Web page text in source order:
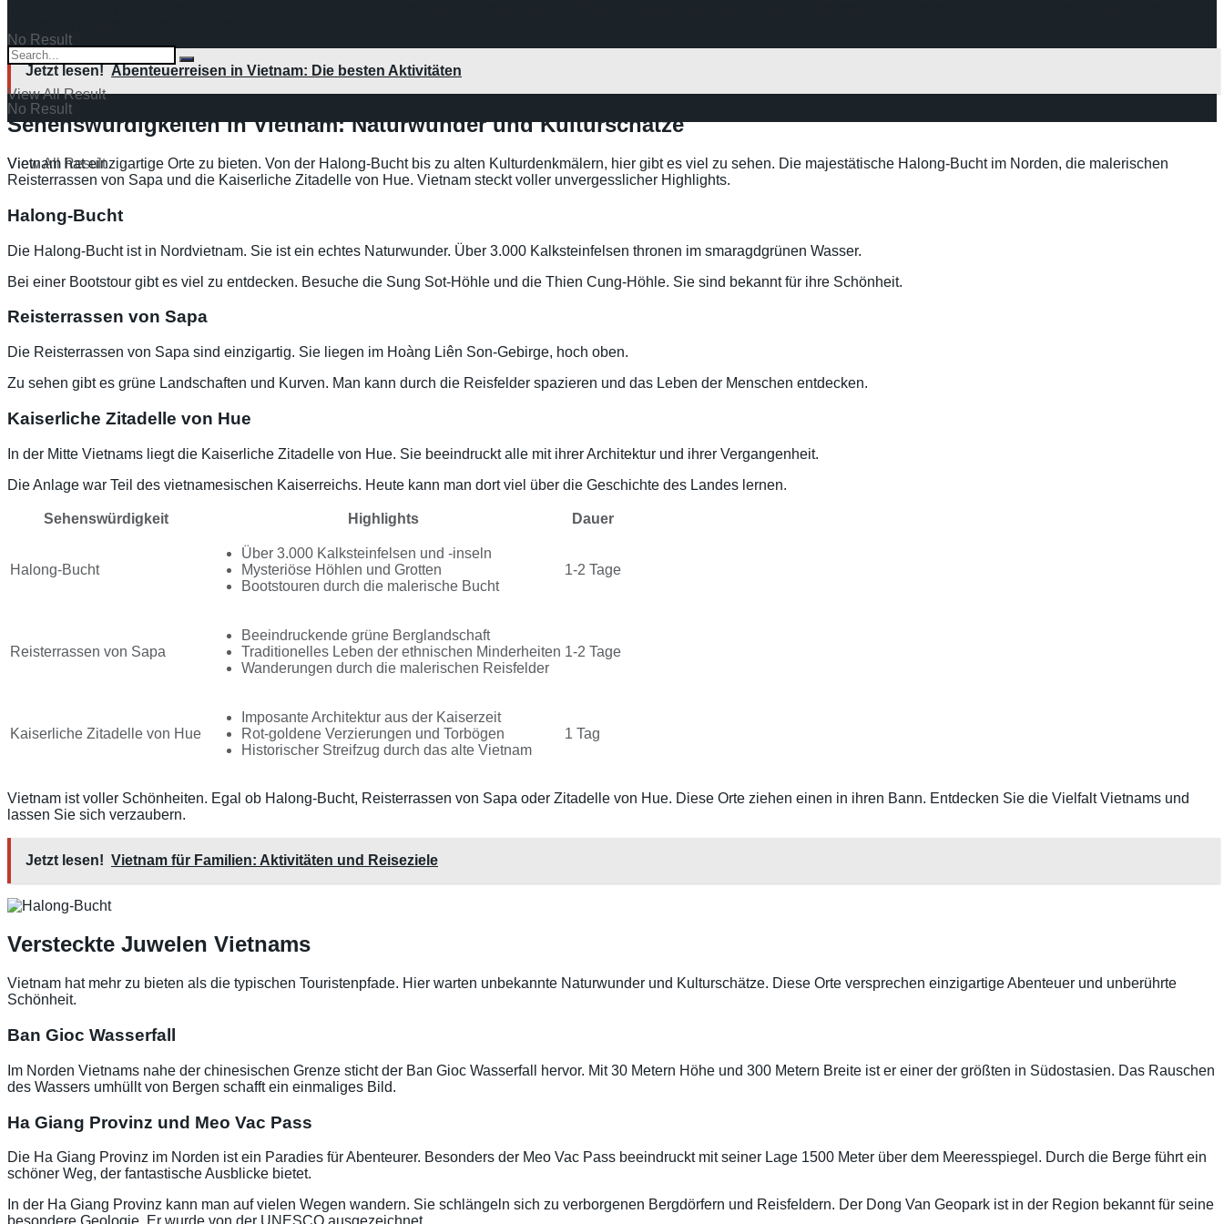
No Result
View All Result
No Result
View All Result
Jetzt lesen! Abenteuerreisen in Vietnam: Die besten Aktivitäten
Sehenswürdigkeiten in Vietnam: Naturwunder und Kulturschätze
Vietnam hat einzigartige Orte zu bieten. Von der Halong-Bucht bis zu alten Kulturdenkmälern, hier gibt es viel zu sehen. Die majestätische Halong-Bucht im Norden, die malerischen
Reisterrassen von Sapa und die Kaiserliche Zitadelle von Hue. Vietnam steckt voller unvergesslicher Highlights.
Halong-Bucht
Die Halong-Bucht ist in Nordvietnam. Sie ist ein echtes Naturwunder. Über 3.000 Kalksteinfelsen thronen im smaragdgrünen Wasser.
Bei einer Bootstour gibt es viel zu entdecken. Besuche die Sung Sot-Höhle und die Thien Cung-Höhle. Sie sind bekannt für ihre Schönheit.
Reisterrassen von Sapa
Die Reisterrassen von Sapa sind einzigartig. Sie liegen im Hoàng Liên Son-Gebirge, hoch oben.
Zu sehen gibt es grüne Landschaften und Kurven. Man kann durch die Reisfelder spazieren und das Leben der Menschen entdecken.
Kaiserliche Zitadelle von Hue
In der Mitte Vietnams liegt die Kaiserliche Zitadelle von Hue. Sie beeindruckt alle mit ihrer Architektur und ihrer Vergangenheit.
Die Anlage war Teil des vietnamesischen Kaiserreichs. Heute kann man dort viel über die Geschichte des Landes lernen.
Sehenswürdigkeit Highlights Dauer
Halong-Bucht
Über 3.000 Kalksteinfelsen und -inseln
Mysteriöse Höhlen und Grotten
Bootstouren durch die malerische Bucht
1-2 Tage
Reisterrassen von Sapa
Beeindruckende grüne Berglandschaft
Traditionelles Leben der ethnischen Minderheiten
Wanderungen durch die malerischen Reisfelder
1-2 Tage
Kaiserliche Zitadelle von Hue
Imposante Architektur aus der Kaiserzeit
Rot-goldene Verzierungen und Torbögen
Historischer Streifzug durch das alte Vietnam
1 Tag
Vietnam ist voller Schönheiten. Egal ob Halong-Bucht, Reisterrassen von Sapa oder Zitadelle von Hue. Diese Orte ziehen einen in ihren Bann. Entdecken Sie die Vielfalt Vietnams und
lassen Sie sich verzaubern.
Jetzt lesen! Vietnam für Familien: Aktivitäten und Reiseziele
Versteckte Juwelen Vietnams
Vietnam hat mehr zu bieten als die typischen Touristenpfade. Hier warten unbekannte Naturwunder und Kulturschätze. Diese Orte versprechen einzigartige Abenteuer und unberührte
Schönheit.
Ban Gioc Wasserfall
Im Norden Vietnams nahe der chinesischen Grenze sticht der Ban Gioc Wasserfall hervor. Mit 30 Metern Höhe und 300 Metern Breite ist er einer der größten in Südostasien. Das Rauschen
des Wassers umhüllt von Bergen schafft ein einmaliges Bild.
Ha Giang Provinz und Meo Vac Pass
Die Ha Giang Provinz im Norden ist ein Paradies für Abenteurer. Besonders der Meo Vac Pass beeindruckt mit seiner Lage 1500 Meter über dem Meeresspiegel. Durch die Berge führt ein
schöner Weg, der fantastische Ausblicke bietet.
In der Ha Giang Provinz kann man auf vielen Wegen wandern. Sie schlängeln sich zu verborgenen Bergdörfern und Reisfeldern. Der Dong Van Geopark ist in der Region bekannt für seine